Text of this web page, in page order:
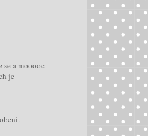
a mooooc
je